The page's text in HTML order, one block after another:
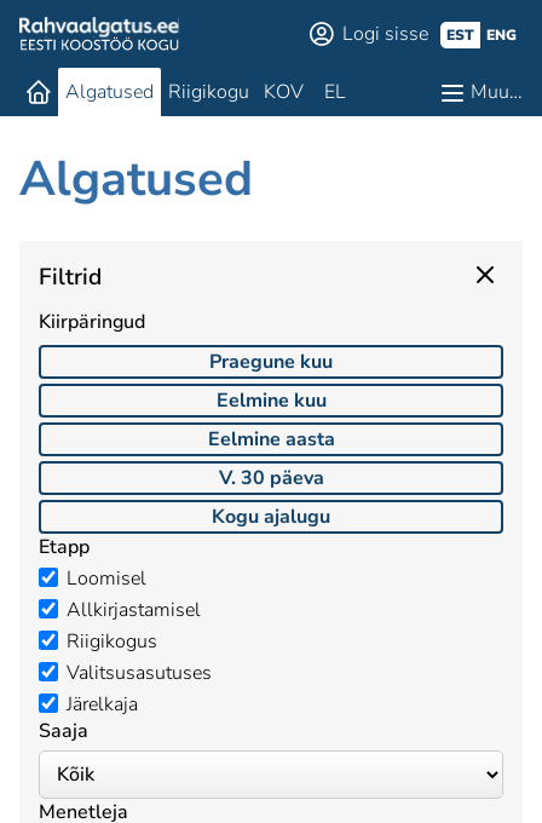
Logi sisse EST ENG
Algatused Riigikogu KOV EL Muu…
Algatused
Filtrid
Kiirpäringud
Praegune kuu
Eelmine kuu
Eelmine aasta
V. 30 päeva
Kogu ajalugu
Etapp
Loomisel
Allkirjastamisel
Riigikogus
Valitsusasutuses
Järelkaja
Saaja
Menetleja